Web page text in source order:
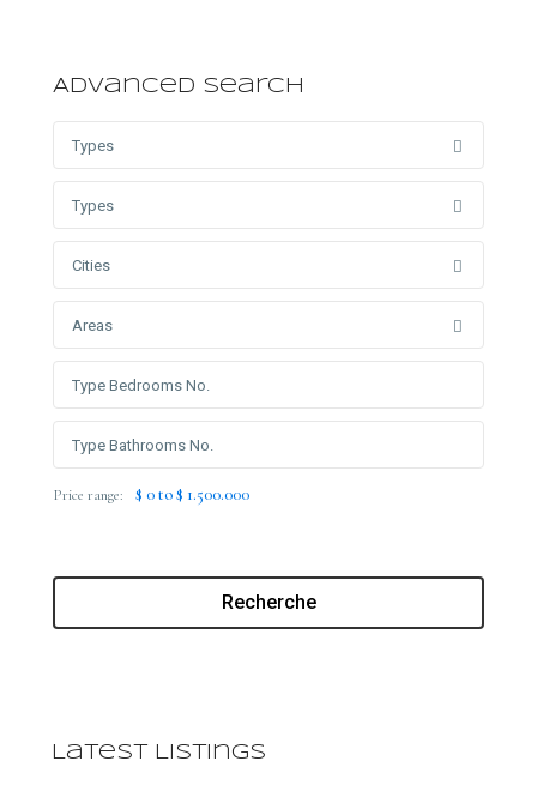
Advanced Search
Types
Types
Cities
Areas
Price range: $ 0 to $ 1.500.000
Recherche
Latest Listings